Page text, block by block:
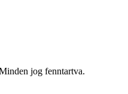
jog fenntartva.